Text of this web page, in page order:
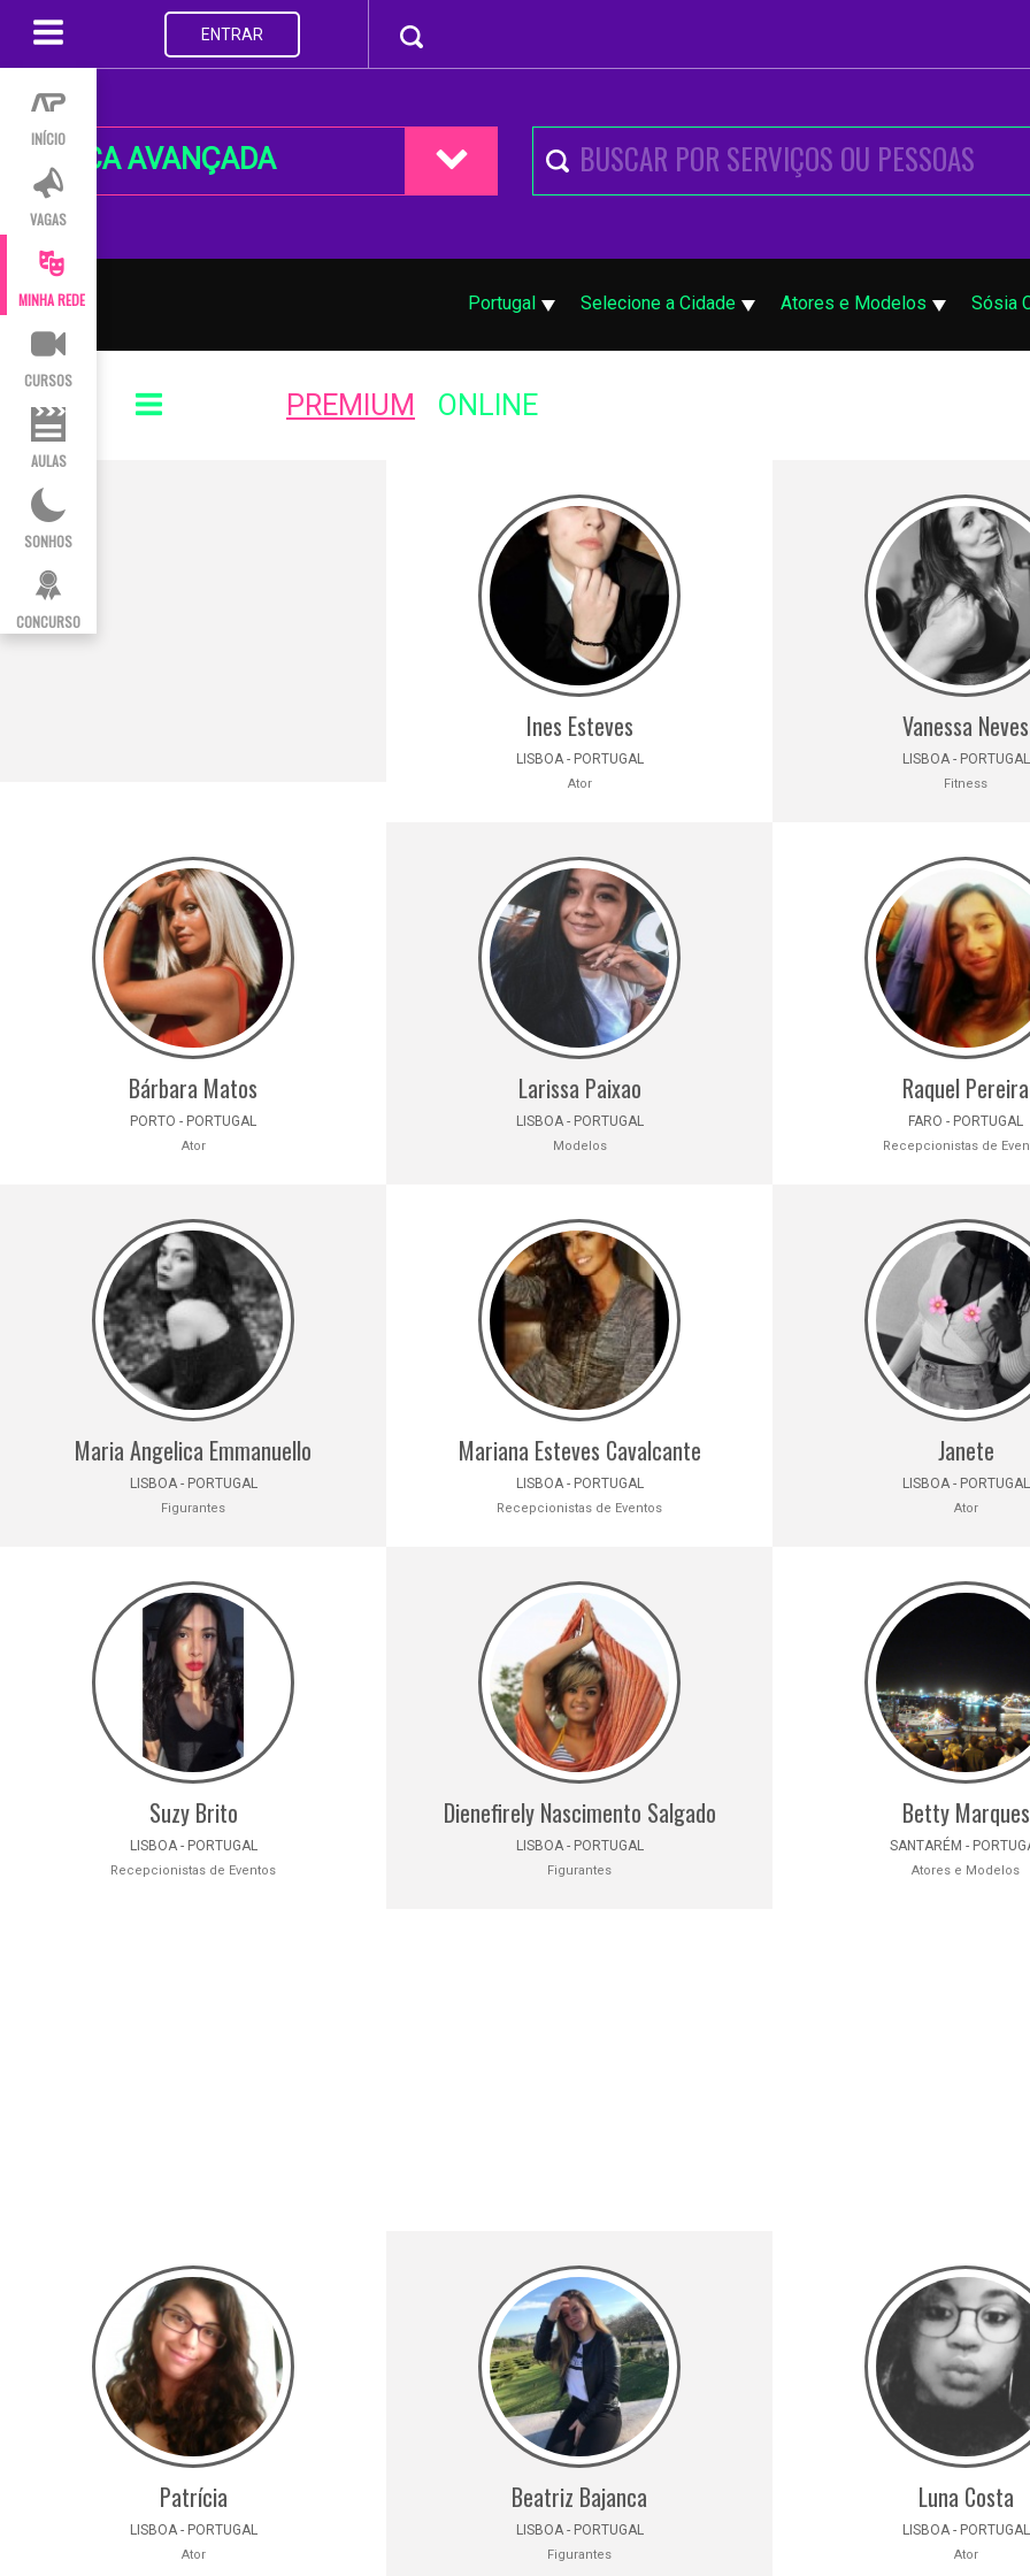
INÍCIO
VAGAS
MINHA REDE
CURSOS
AULAS
SONHOS
CONCURSO
ENTRAR
BUSCA AVANÇADA
Portugal Selecione a Cidade Atores e Modelos Sósia
PREMIUM ONLINE
Ines Esteves
LISBOA - PORTUGAL
Ator
Vanessa Neves
LISBOA - PORTUGAL
Fitness
Bárbara Matos
PORTO - PORTUGAL
Ator
Larissa Paixao
LISBOA - PORTUGAL
Modelos
Raquel Pereira
FARO - PORTUGAL
Recepcionistas de
Maria Angelica Emmanuello
LISBOA - PORTUGAL
Figurantes
Mariana Esteves Cavalcante
LISBOA - PORTUGAL
Recepcionistas de Eventos
Janete
LISBOA - PORTUGAL
Ator
Suzy Brito
LISBOA - PORTUGAL
Recepcionistas de Eventos
Dienefirely Nascimento Salgado
LISBOA - PORTUGAL
Figurantes
Betty Marques
SANTARÉM -
Atores e Modelos
Patrícia
LISBOA - PORTUGAL
Ator
Beatriz Bajanca
LISBOA - PORTUGAL
Figurantes
Luna Costa
LISBOA - PORTUGAL
Ator